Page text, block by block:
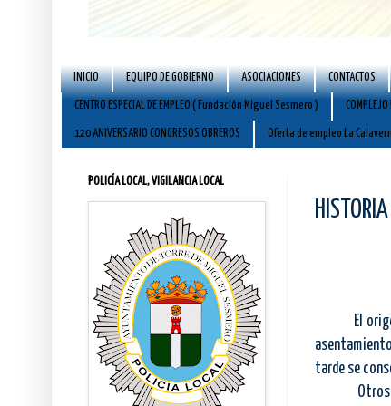
INICIO EQUIPO DE GOBIERNO ASOCIACIONES CONTACTOS
CENTRO ESPECIAL DE EMPLEO ( Fundación Miguel Sesmero ) COMPLEJO
120 ANIVERSARIO CONGRESOS OBREROS Oferta de empleo La
HISTORIA
El origen
tarde se
POLICÍA LOCAL, VIGILANCIA LOCAL